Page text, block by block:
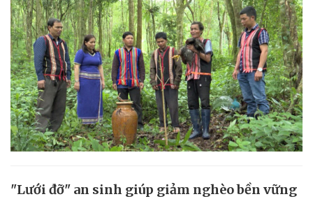
"Lưới đỡ" an sinh giúp giảm nghèo bền vững